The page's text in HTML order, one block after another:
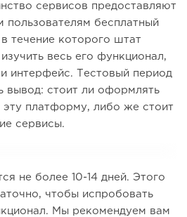
сервисов предоставляют
пользователям бесплатный
течение которого штат
весь его функционал,
интерфейс. Тестовый период
вывод: стоит ли оформлять
эту платформу, либо же стоит
сервисы.
не более 10-14 дней. Этого
чтобы испробовать
Мы рекомендуем вам